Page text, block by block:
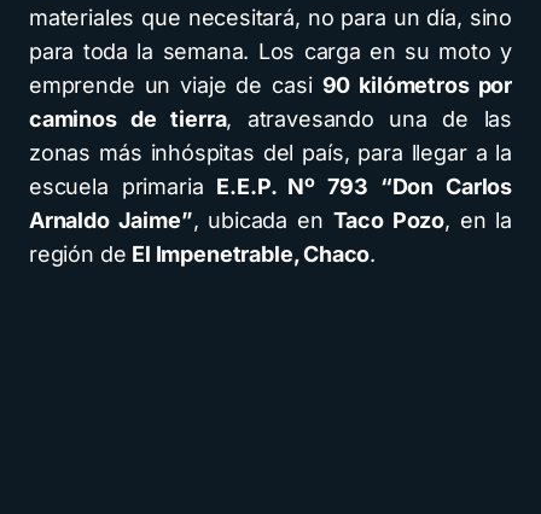
materiales que necesitará, no para un día, sino
para toda la semana. Los carga en su moto y
emprende un viaje de casi 90 kilómetros por
caminos de tierra, atravesando una de las
zonas más inhóspitas del país, para llegar a la
escuela primaria E.E.P. Nº 793 “Don Carlos
Arnaldo Jaime”, ubicada en Taco Pozo, en la
región de El Impenetrable, Chaco.